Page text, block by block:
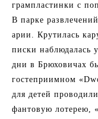
грампластинки с
В парке
арии. Крутилась
писки наблюдалась
дни в Брюховичах
гостеприимном
для детей
фантовую лотерею,